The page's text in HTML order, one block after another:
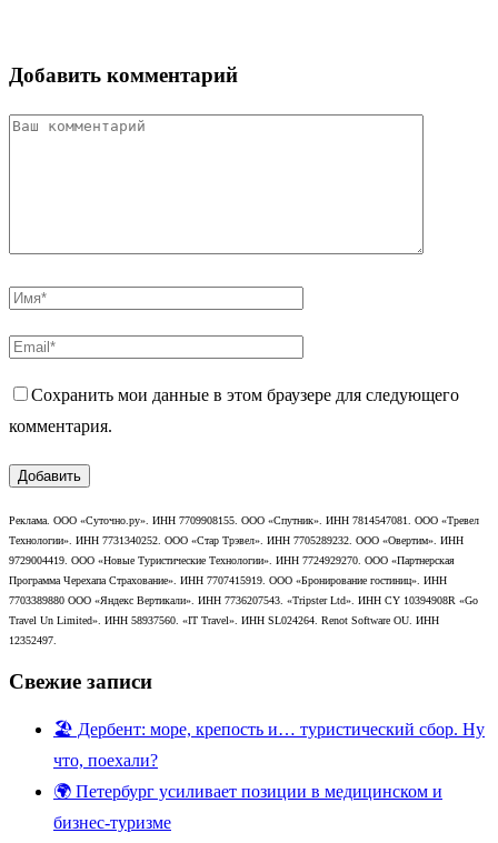
Добавить комментарий
Сохранить мои данные в этом браузере для следующего
комментария.
Реклама. ООО «Суточно.ру». ИНН 7709908155. ООО «Спутник». ИНН 7814547081. ООО «Тревел
Технологии». ИНН 7731340252. ООО «Стар Трэвел». ИНН 7705289232. ООО «Овертим». ИНН
9729004419. ООО «Новые Туристические Технологии». ИНН 7724929270. ООО «Партнерская
Программа Черехапа Страхование». ИНН 7707415919. ООО «Бронирование гостиниц». ИНН
7703389880 ООО «Яндекс Вертикали». ИНН 7736207543. «Tripster Ltd». ИНН CY 10394908R «Go
Travel Un Limited». ИНН 58937560. «IT Travel». ИНН SL024264. Renot Software OU. ИНН
12352497.
Свежие записи
🏖️ Дербент: море, крепость и… туристический сбор. Ну
что, поехали?
🌍 Петербург усиливает позиции в медицинском и
бизнес-туризме